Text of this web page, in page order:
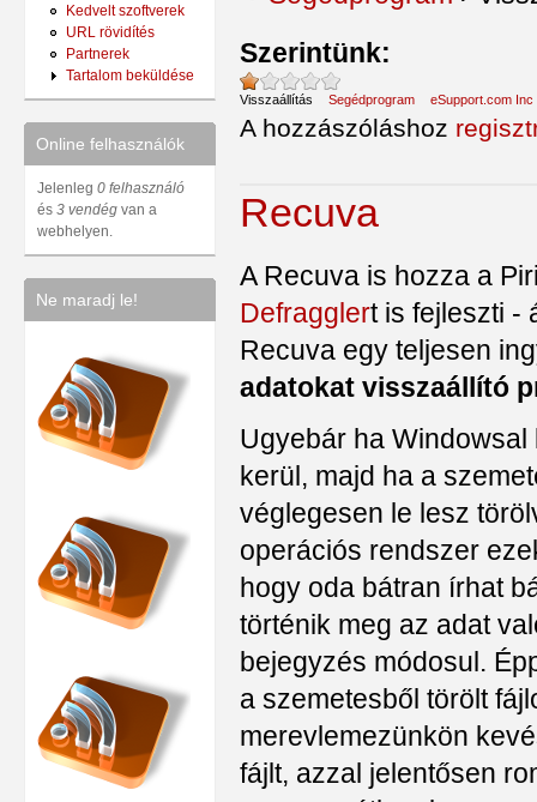
Kedvelt szoftverek
URL rövidítés
Partnerek
Tartalom beküldése
Online felhasználók
Jelenleg 0 felhasználó
és 3 vendég van a
webhelyen.
Ne maradj le!
Szerintünk:
Visszaállítás Segédprogram eSupport.com Inc
A hozzászóláshoz
Recuva
A Recuva is hozza a
Defragglert is fejleszti -
Recuva egy teljesen
adatokat visszaállító
Ugyebár ha
kerül, majd ha a
véglegesen le lesz
operációs rendszer
hogy oda bátran írhat
történik meg az adat
bejegyzés módosul.
a szemetesből törölt
merevlemezünkön
fájlt, azzal jelentősen